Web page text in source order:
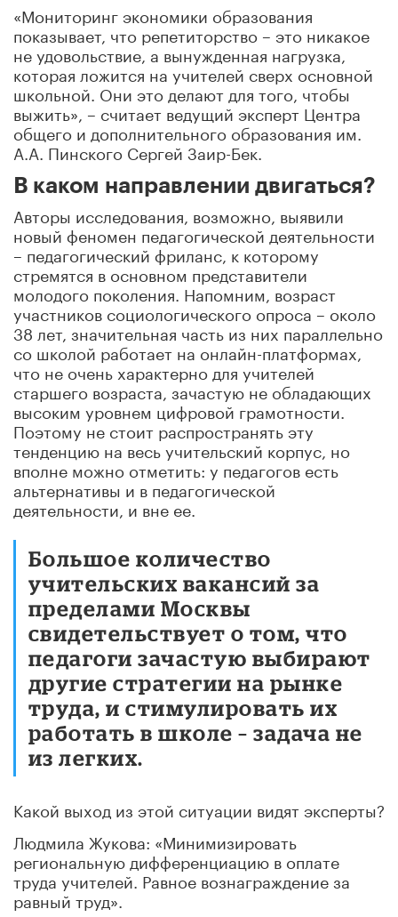
«Мониторинг экономики образования
показывает, что репетиторство – это никакое
не удовольствие, а вынужденная нагрузка,
которая ложится на учителей сверх основной
школьной. Они это делают для того, чтобы
выжить», – считает ведущий эксперт Центра
общего и дополнительного образования им.
А.А. Пинского Сергей Заир-Бек.
В каком направлении двигаться?
Авторы исследования, возможно, выявили
новый феномен педагогической деятельности
– педагогический фриланс, к которому
стремятся в основном представители
молодого поколения. Напомним, возраст
участников социологического опроса – около
38 лет, значительная часть из них параллельно
со школой работает на онлайн-платформах,
что не очень характерно для учителей
старшего возраста, зачастую не обладающих
высоким уровнем цифровой грамотности.
Поэтому не стоит распространять эту
тенденцию на весь учительский корпус, но
вполне можно отметить: у педагогов есть
альтернативы и в педагогической
деятельности, и вне ее.
Большое количество
учительских вакансий за
пределами Москвы
свидетельствует о том, что
педагоги зачастую выбирают
другие стратегии на рынке
труда, и стимулировать их
работать в школе – задача не
из легких.
Какой выход из этой ситуации видят эксперты?
Людмила Жукова: «Минимизировать
региональную дифференциацию в оплате
труда учителей. Равное вознаграждение за
равный труд».